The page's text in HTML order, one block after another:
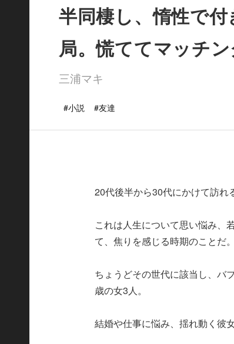
半同棲し、惰性で
局。慌ててマッチ
三浦マキ
#小説 #友達
20代後半から30代にかけて訪れ
これは人生について思い悩み、
て、焦りを感じる時期のことだ。
ちょうどその世代に該当し、バ
歳の女3人。
結婚や仕事に悩み、揺れ動く彼